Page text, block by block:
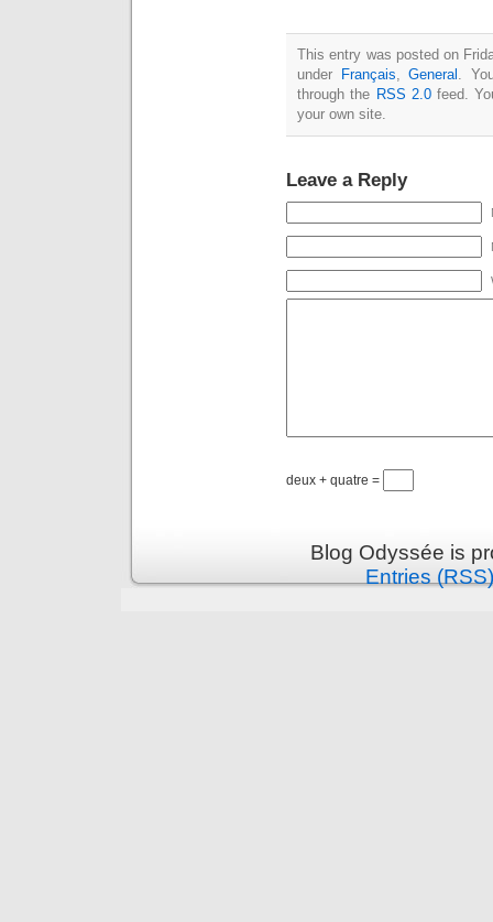
This entry was posted on
under
Français,General .
through the RSS 2.0feed.
your own site.
Leave a Reply
deux + quatre =
Blog Odyssée is
Entries (RSS)